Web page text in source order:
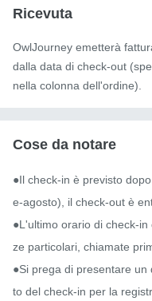
Ricevuta
OwlJourney emetterà
dalla data di check-out
nella colonna dell'ordine).
Cose da notare
●Il check-in è previsto
e-agosto), il check-out è
●L'ultimo orario di check-
ze particolari, chiamate
●Si prega di presentare
to del check-in per la